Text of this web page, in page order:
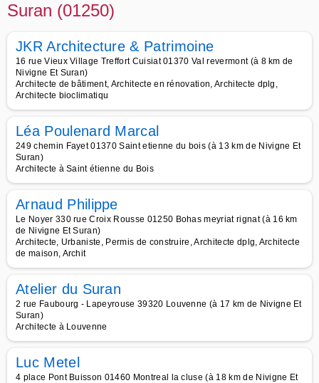
Suran (01250)
JKR Architecture & Patrimoine
16 rue Vieux Village Treffort Cuisiat 01370 Val revermont (à 8 km de
Nivigne Et Suran)
Architecte de bâtiment, Architecte en rénovation, Architecte dplg,
Architecte bioclimatiqu
Léa Poulenard Marcal
249 chemin Fayet 01370 Saint etienne du bois (à 13 km de Nivigne Et
Suran)
Architecte à Saint étienne du Bois
Arnaud Philippe
Le Noyer 330 rue Croix Rousse 01250 Bohas meyriat rignat (à 16 km
de Nivigne Et Suran)
Architecte, Urbaniste, Permis de construire, Architecte dplg, Architecte
de maison, Archit
Atelier du Suran
2 rue Faubourg - Lapeyrouse 39320 Louvenne (à 17 km de Nivigne Et
Suran)
Architecte à Louvenne
Luc Metel
4 place Pont Buisson 01460 Montreal la cluse (à 18 km de Nivigne Et